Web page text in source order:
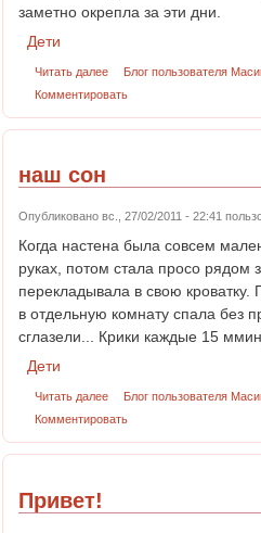
заметно окрепла за эти дни.
Дети
Читать далее Блог пользователя
Комментировать
наш сон
Опубликовано вс., 27/02/2011 - 22:41
Когда настена была совсем
руках, потом стала просо рядом
перекладывала в свою кроватку.
в отдельную комнату спала без
сглазели... Крики каждые 15
Дети
Читать далее Блог пользователя
Комментировать
Привет!